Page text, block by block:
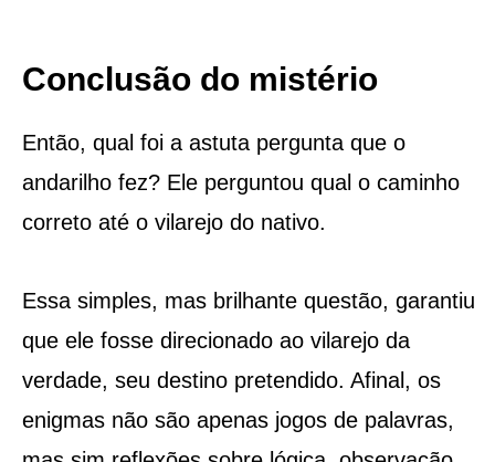
Conclusão do mistério
Então, qual foi a astuta pergunta que o
andarilho fez? Ele perguntou qual o caminho
correto até o vilarejo do nativo.
Essa simples, mas brilhante questão, garantiu
que ele fosse direcionado ao vilarejo da
verdade, seu destino pretendido. Afinal, os
enigmas não são apenas jogos de palavras,